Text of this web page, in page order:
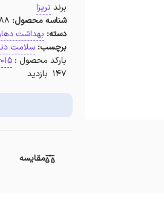
برندتریزا
شناسه محصول:
دسته: بهداشت
برچسب: سلامت
بارکد محصول :
147 بازدید
مقایسه